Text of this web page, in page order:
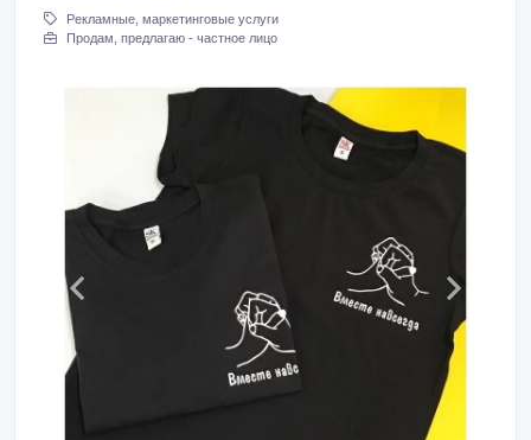
Рекламные, маркетинговые услуги
Продам, предлагаю - частное лицо